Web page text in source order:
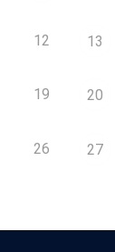
12 13
19 20
26 27